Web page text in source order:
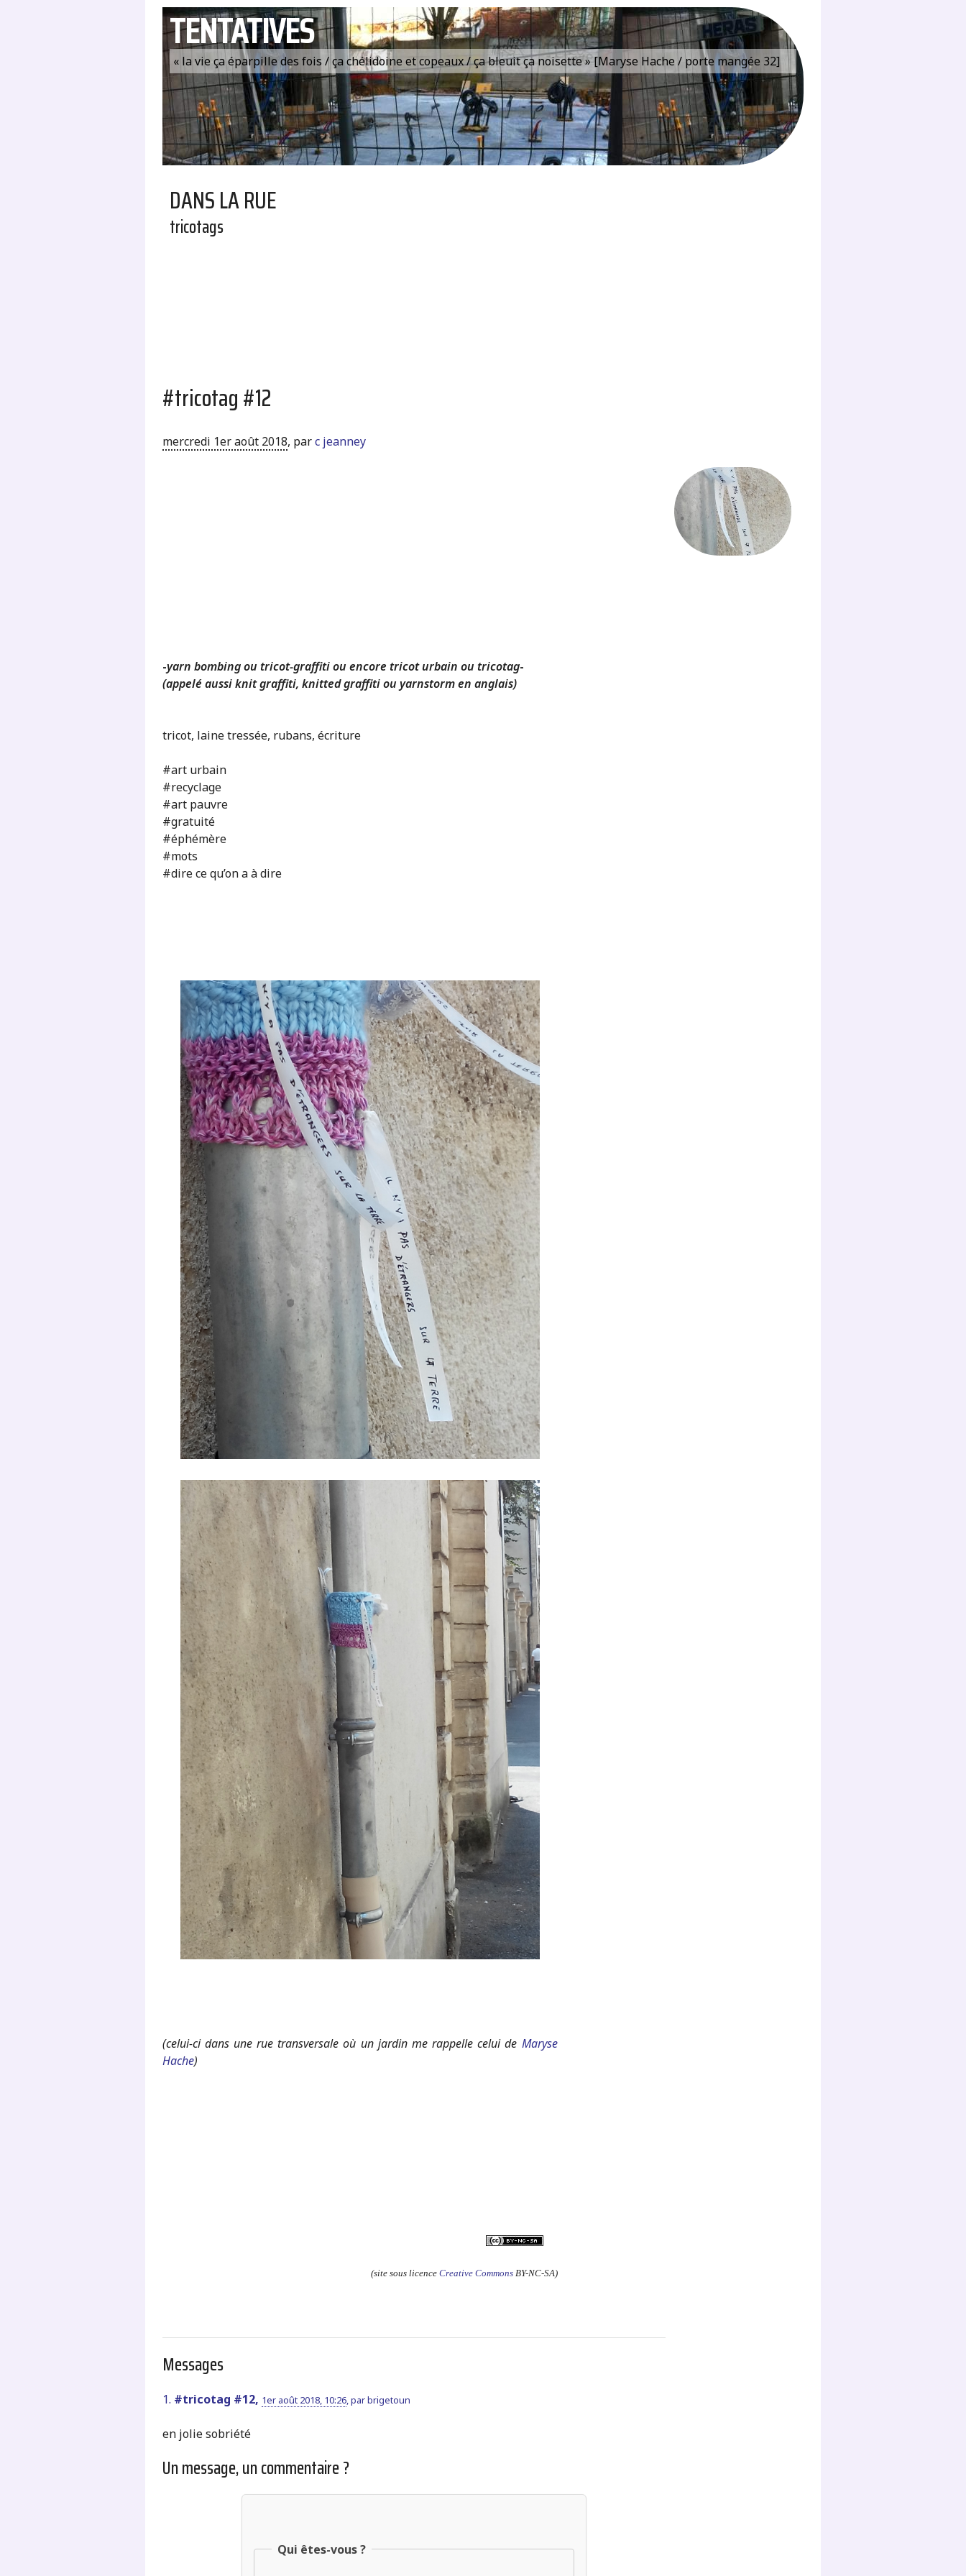
TENTATIVES
« la vie ça éparpille des fois / ça chélidoine et copeaux / ça bleuit ça noisette » [Maryse Hache / porte mangée 32]
DANS LA RUE
tricotags
#tricotag #12
mercredi 1er août 2018, parc jeanney
-yarn bombing ou tricot-graffiti ou encore tricot urbain ou tricotag-
(appelé aussi knit graffiti, knitted graffiti ou yarnstorm en anglais)
tricot, laine tressée, rubans, écriture
#art urbain
#recyclage
#art pauvre
#gratuité
#éphémère
#mots
#dire ce qu’on a à dire
(celui-ci dans une rue transversale où un jardin me rappelle celui de Maryse
Hache)
(site sous licence Creative CommonsBY-NC-SA)
Messages
1. #tricotag #12, 1er août 2018, 10:26,parbrigetoun
en jolie sobriété
Un message, un commentaire ?
Qui êtes-vous ?